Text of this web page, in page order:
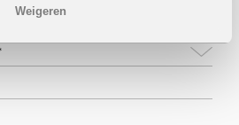
Weigeren